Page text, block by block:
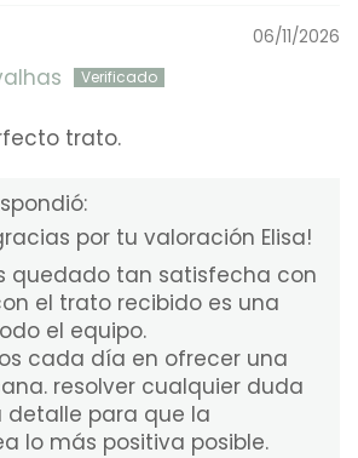
06/11/2026
trato.
por tu valoración Elisa!
quedado tan satisfecha con
el trato recibido es una
el equipo.
cada día en ofrecer una
resolver cualquier duda
para que la
lo más positiva posible.